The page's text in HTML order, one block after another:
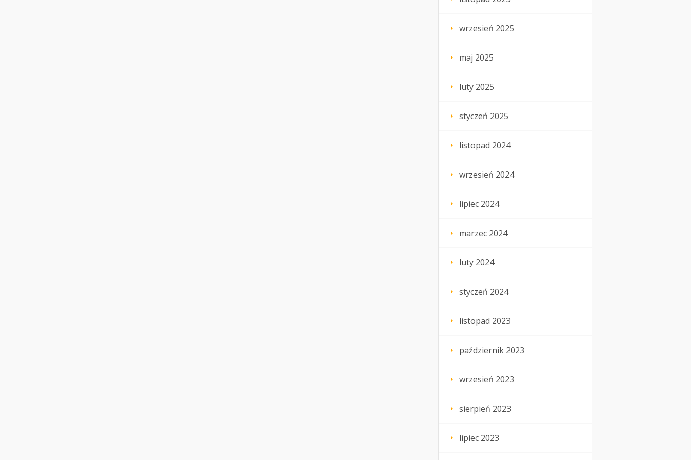
wrzesień 2025
maj 2025
luty 2025
styczeń 2025
listopad 2024
wrzesień 2024
lipiec 2024
marzec 2024
luty 2024
styczeń 2024
listopad 2023
październik 2023
wrzesień 2023
sierpień 2023
lipiec 2023